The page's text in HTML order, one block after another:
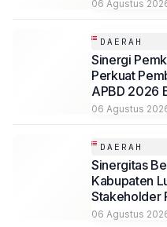
06 Agustus
DAERAH
Sinergi
Perkuat
APBD 2026
06 Agustus
DAERAH
Sinergitas
Kabupaten
Stakeholder
Kena Cukai
06 Agustus